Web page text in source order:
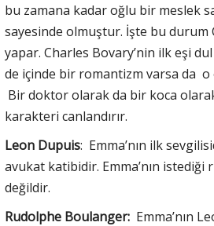
bu zamana kadar oğlu bir meslek
sayesinde olmuştur. İşte bu durum
yapar. Charles Bovary’nin ilk eşi
de içinde bir romantizm varsa da
Bir doktor olarak da bir koca
karakteri canlandırır.
Leon Dupuis: Emma’nın ilk
avukat katibidir. Emma’nın
değildir.
Rudolphe Boulanger: Emma’nın